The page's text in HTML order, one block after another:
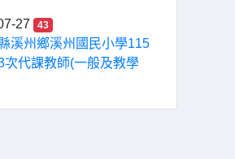
27
43
溪州鄉溪州國民小學115
次代課教師(一般及教學